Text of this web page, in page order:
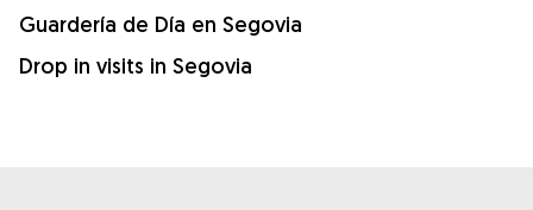
Guardería de Día en Segovia
Drop in visits in Segovia